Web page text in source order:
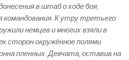
в штаб о ходе боя,
командования. К утру третьего
немцев и многих взяли в
сторон окружённое полями
пленных. Девчата, оставив на